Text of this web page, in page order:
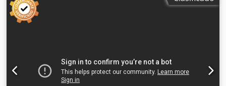
Potencia del motor: 128 kW Profundidad de excavación:
6,71 m Alcance máximo: 10,1 m Fuerza de arranque: 142
kN Credpfx Ajzrv U Ejl Ijf Horas de funcionamiento: 5397